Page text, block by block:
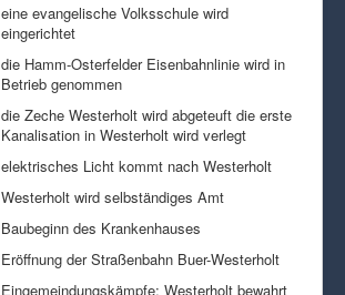
eine evangelische Volksschule wird
eingerichtet
die Hamm-Osterfelder Eisenbahnlinie wird in
Betrieb genommen
die Zeche Westerholt wird abgeteuft die erste
Kanalisation in Westerholt wird verlegt
elektrisches Licht kommt nach Westerholt
Westerholt wird selbständiges Amt
Baubeginn des Krankenhauses
Eröffnung der Straßenbahn Buer-Westerholt
Eingemeindungskämpfe; Westerholt bewahrt